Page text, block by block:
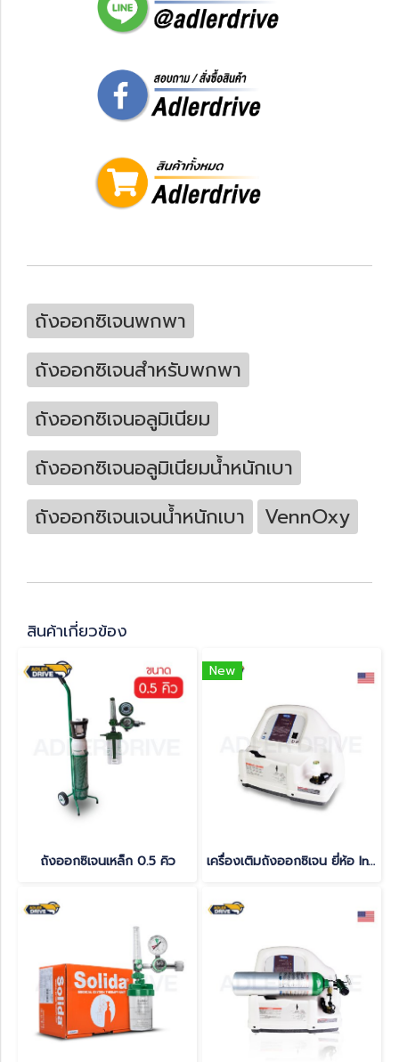
ถังออกซิเจนพกพา
ถังออกซิเจนสำหรับพกพา
ถังออกซิเจนอลูมิเนียม
ถังออกซิเจนอลูมิเนียมน้ำหนักเบา
ถังออกซิเจนเจนน้ำหนักเบา
VennOxy
สินค้าเกี่ยวข้อง
ถังออกซิเจนเหล็ก 0.5 คิว
New
เครื่องเติมถังออกซิเจน ยี่ห้อ Invacare รุ่น Homefill